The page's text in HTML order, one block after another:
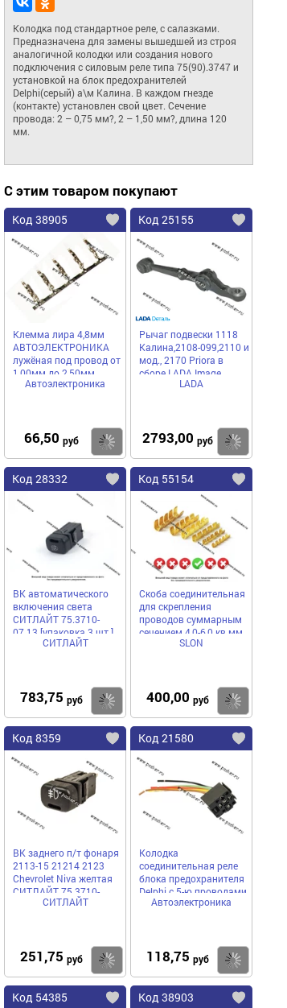
Колодка под стандартное реле, с салазками.
Предназначена для замены вышедшей из строя
аналогичной колодки или создания нового
подключения с силовым реле типа 75(90).3747 и
установкой на блок предохранителей
Delphi(серый) а\м Калина. В каждом гнезде
(контакте) установлен свой цвет. Сечение
провода: 2 – 0,75 мм?, 2 – 1,50 мм?, длина 120
мм.
С этим товаром покупают
Код 38905
Клемма лира 4,8мм
АВТОЭЛЕКТРОНИКА
лужёная под провод от
1,00мм до 2,50мм
Автоэлектроника
66,50 руб Купить
Код 25155
Рычаг подвески 1118
Калина,2108-099,2110 и
мод., 2170 Priora в
сборе LADA Image
LADA
2793,00 руб
Код 28332
ВК автоматического
включения света
СИТЛАЙТ 75.3710-
07.13 [упаковка 3 шт.]
СИТЛАЙТ
783,75 руб Купить
Код 55154
Скоба соединительная
для скрепления
проводов суммарным
сечением 4,0-6,0 кв мм
SLON [упаковка 100
SLON
400,00 руб
Код 8359
ВК заднего п/т фонаря
2113-15 21214 2123
Chevrolet Niva желтая
СИТЛАЙТ 75.3710-
СИТЛАЙТ
251,75 руб Купить
Код 21580
Колодка
соединительная реле
блока предохранителя
Delphi с 5-ю проводами
1118
Автоэлектроника
118,75 руб
Код 54385 Код 38903